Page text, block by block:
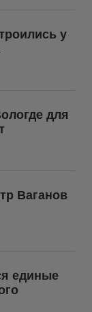
у
для
Ваганов
единые